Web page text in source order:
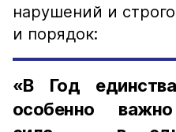
нарушений и
и порядок:
«В Год
особенно